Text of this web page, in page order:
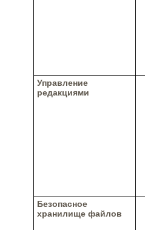
Управление
редакциями
Безопасное
хранилище файлов